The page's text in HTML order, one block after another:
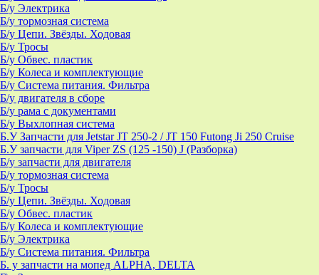
Б/у Электрика
Б/у тормозная система
Б/у Цепи. Звёзды. Ходовая
Б/у Тросы
Б/у Обвес. пластик
Б/у Колеса и комплектующие
Б/у Система питания. Фильтра
Б/у двигателя в сборе
Б/у рама с документами
Б/у Выхлопная система
Б.У Запчасти для Jetstar JT 250-2 / JT 150 Futong Ji 250 Cruise
Б.У запчасти для Viper ZS (125 -150) J (Разборка)
Б/у запчасти для двигателя
Б/у тормозная система
Б/у Тросы
Б/у Цепи. Звёзды. Ходовая
Б/у Обвес. пластик
Б/у Колеса и комплектующие
Б/у Электрика
Б/у Система питания. Фильтра
Б. у запчасти на мопед ALPHA, DELTA